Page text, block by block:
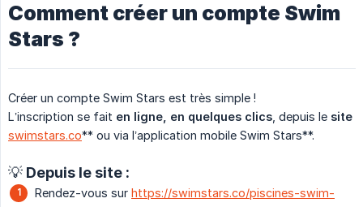
Comment créer un compte Swim
Stars ?
Créer un compte Swim Stars est très simple !
L’inscription se fait en ligne, en quelques clics , depuis le site
swimstars.co** ou via l’application mobile Swim Stars**.
💡 Depuis le site :
Rendez-vous sur https://swimstars.co/piscines-swim-